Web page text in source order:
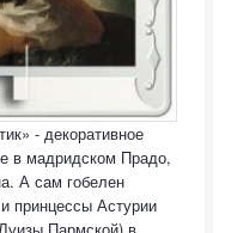
- декоративное
в мадридском Прадо,
А сам гобелен
принцессы Астурии